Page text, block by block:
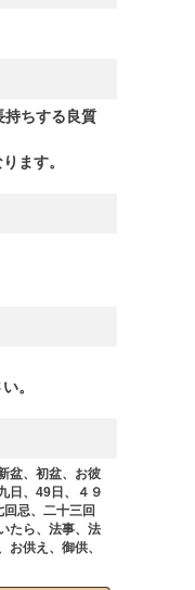
持ちする良質
ます。
。
盆、初盆、お彼
日、49日、４９
忌、二十三回
たら、法事、法
お供え、御供、